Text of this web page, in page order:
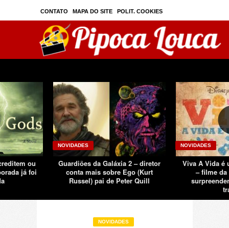
CONTATO MAPA DO SITE POLIT. COOKIES
PRIVAC./SEGURANÇA
ou
já foi
NOVIDADES
Guardiões da Galáxia 2 – diretor
conta mais sobre Ego (Kurt
Russel) pai de Peter Quill
NOVIDADES
Viva A Vida é
– filme da
NOVIDADES